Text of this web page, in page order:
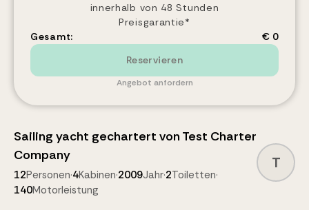
innerhalb von 48 Stunden
Preisgarantie*
Gesamt:
€ 0
Reservieren
Angebot anfordern
Sailing yacht gechartert von Test Charter
Company
12Personen·4Kabinen·2009Jahr·2Toiletten·
140Motorleistung
T